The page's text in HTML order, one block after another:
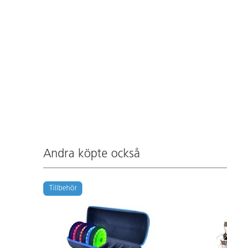
Andra köpte också
Tillbehör